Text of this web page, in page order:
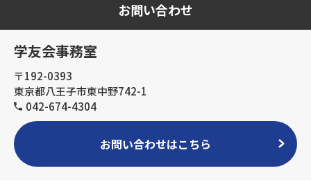
お問い合わせ
学友会事務室
〒192-0393
東京都八王子市東中野742-1
042-674-4304
お問い合わせはこちら